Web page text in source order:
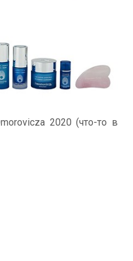
2020 (что-то в